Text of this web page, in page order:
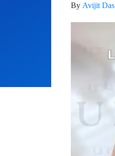
By Avijit Das